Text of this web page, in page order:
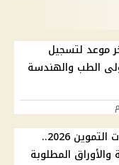
2026.. آخر موعد لتسجيل
الطب والهندسة
إضافة المواليد على بطاقات التموين 2026..
المطلوبة